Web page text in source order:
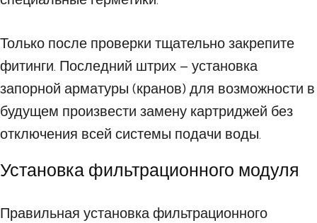
Только после проверки тщательно закрепите
фитинги. Последний штрих – установка
запорной арматуры (кранов) для возможности в
будущем произвести замену картриджей без
отключения всей системы подачи воды.
Установка фильтрационного модуля
Правильная установка фильтрационного